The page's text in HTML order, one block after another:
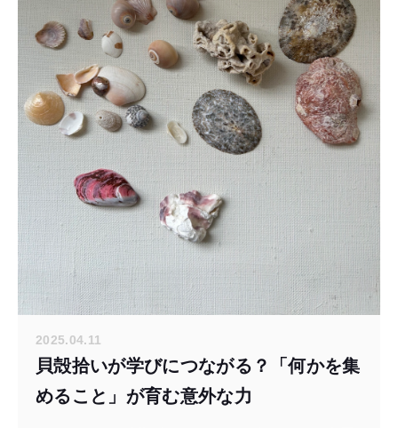
2025.04.11
貝殻拾いが学びにつながる？「何かを集
めること」が育む意外な力